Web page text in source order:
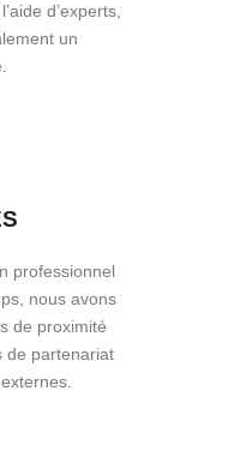
d’experts,
un
professionnel
nous avons
de proximité
de partenariat